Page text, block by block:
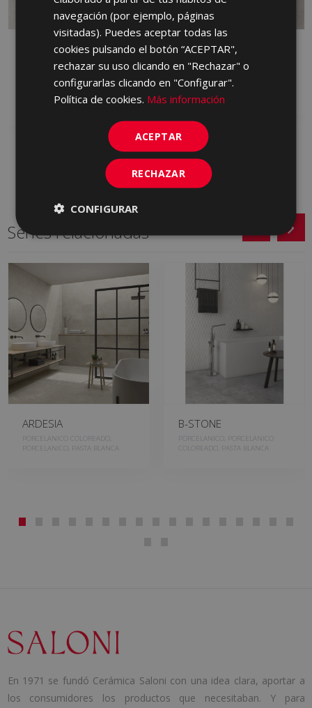
METALLO BLANCO 60 X
Añadir a favoritos
METALLO GRIS 60 X 60
LPD735 | 60x60
Añadir a favoritos
Series relacionadas
ARDESIA
PORCELANICO COLOREADO,
PORCELANICO, PASTA BLANCA
B-STONE
PORCELANICO, PORCELANICO
COLOREADO, PASTA BLANCA
En 1971 se fundó Cerámica Saloni con una idea clara, aportar a
los consumidores los productos que necesitaban. Y para
navegación (por ejemplo, páginas
visitadas). Puedes aceptar todas las
cookies pulsando el botón “ACEPTAR",
rechazar su uso clicando en "Rechazar" o
configurarlas clicando en "Configurar".
Política de cookies. Más información
ACEPTAR
RECHAZAR
CONFIGURAR